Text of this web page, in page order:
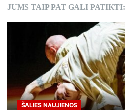
JUMS TAIP PAT GALI PATIKTI:
ŠALIES NAUJIENOS